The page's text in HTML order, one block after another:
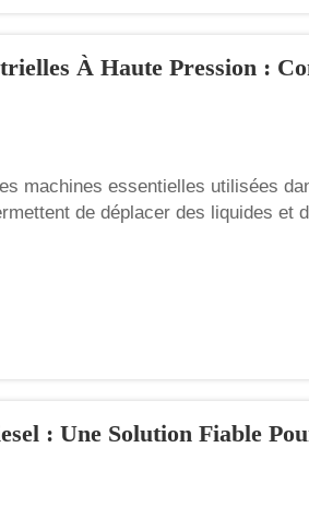
À Haute Pression :
machines essentielles utilisées
de déplacer des liquides et
telles que Weiying fabriquent ces
entreprises. Il est essentiel que les
: Une Solution Fiable